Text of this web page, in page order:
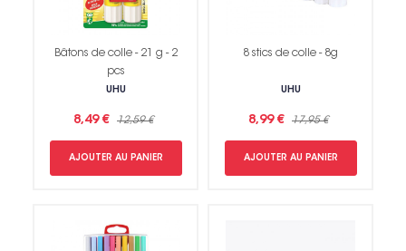
Bâtons de colle - 21 g - 2
pcs
UHU
8,49 € 12,59 €
AJOUTER AU PANIER
8 stics de colle - 8g
UHU
8,99 € 17,95 €
AJOUTER AU PANIER